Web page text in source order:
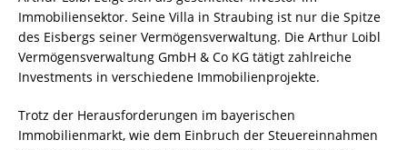
Immobiliensektor. Seine Villa in Straubing ist nur die Spitze
des Eisbergs seiner Vermögensverwaltung. Die Arthur Loibl
Vermögensverwaltung GmbH & Co KG tätigt zahlreiche
Investments in verschiedene Immobilienprojekte.
Trotz der Herausforderungen im bayerischen
Immobilienmarkt, wie dem Einbruch der Steuereinnahmen